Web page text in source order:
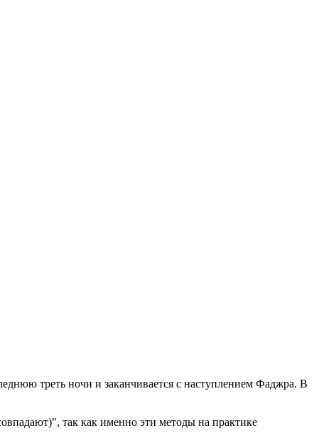
треть ночи и заканчивается с наступлением Фаджра. В
так как именно эти методы на практике